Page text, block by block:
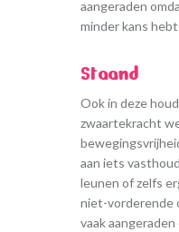
aangeraden
minder kans
Staand
Ook in deze
zwaartekracht
aan iets
leunen of zelfs
niet-vorderende
vaak